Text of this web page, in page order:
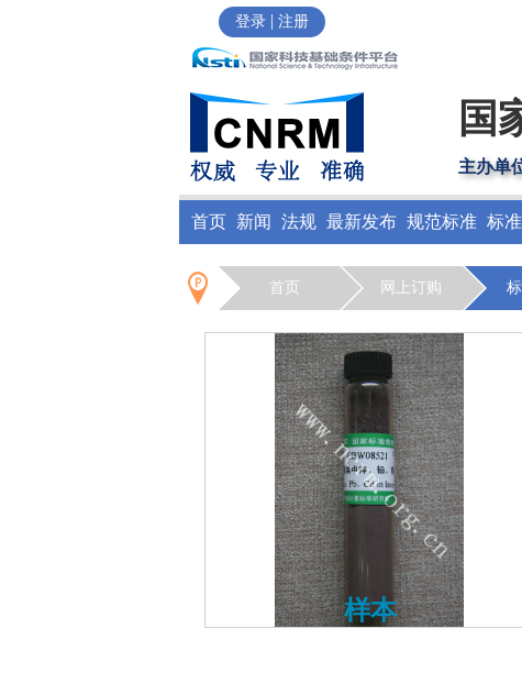
登录 | 注册
国
主办单
首页 新闻 法规 最新发布 规范标准 标
首页 网上订购
样本